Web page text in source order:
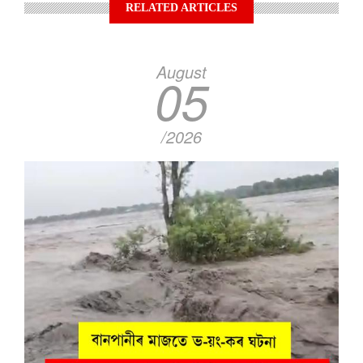
RELATED ARTICLES
August
05
/2026